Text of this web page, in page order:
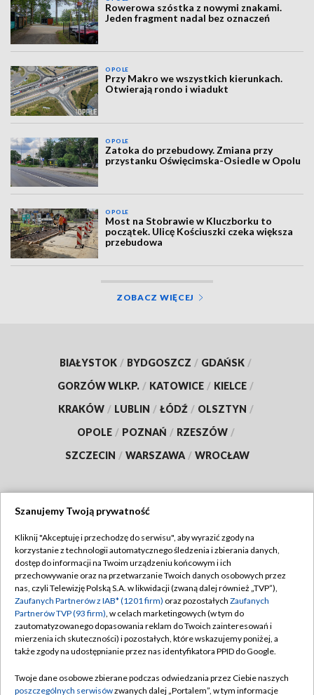
Rowerowa szóstka z nowymi znakami.
Jeden fragment nadal bez oznaczeń
OPOLE
Przy Makro we wszystkich kierunkach.
Otwierają rondo i wiadukt
OPOLE
Zatoka do przebudowy. Zmiana przy
przystanku Oświęcimska-Osiedle w Opolu
OPOLE
Most na Stobrawie w Kluczborku to
początek. Ulicę Kościuszki czeka większa
przebudowa
ZOBACZ WIĘCEJ
BIAŁYSTOK / BYDGOSZCZ / GDAŃSK /
GORZÓW WLKP. / KATOWICE / KIELCE /
KRAKÓW / LUBLIN / ŁÓDŹ / OLSZTYN /
OPOLE / POZNAŃ / RZESZÓW /
SZCZECIN / WARSZAWA / WROCŁAW
TVP
Abonament TVP
Emisja w TVP
Centrum informacji TVP
Naziemna Telewizja Cyfrowa
Rada Programowa
Regulamin TVP
Polityka prywatności
Moje zgody
Pomoc
Kontakt
Szanujemy Twoją prywatność
Kliknij "Akceptuję i przechodzę do serwisu", aby wyrazić zgody na
korzystanie z technologii automatycznego śledzenia i zbierania danych,
dostęp do informacji na Twoim urządzeniu końcowym i ich
przechowywanie oraz na przetwarzanie Twoich danych osobowych przez
nas, czyli Telewizję Polską S.A. w likwidacji (zwaną dalej również „TVP”),
Zaufanych Partnerów z IAB* (1201 firm) oraz pozostałych Zaufanych
Partnerów TVP (93 firm), w celach marketingowych (w tym do
zautomatyzowanego dopasowania reklam do Twoich zainteresowań i
mierzenia ich skuteczności) i pozostałych, które wskazujemy poniżej, a
także zgody na udostępnianie przez nas identyfikatora PPID do Google.
Twoje dane osobowe zbierane podczas odwiedzania przez Ciebie naszych
poszczególnych serwisówzwanych dalej „Portalem”, w tym informacje